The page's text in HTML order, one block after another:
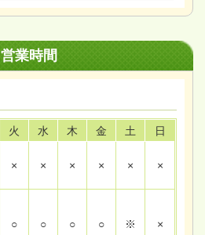
営業時間
火 水 木 金 土 日
× × × × × ×
○ ○ ○ ○ ※ ×